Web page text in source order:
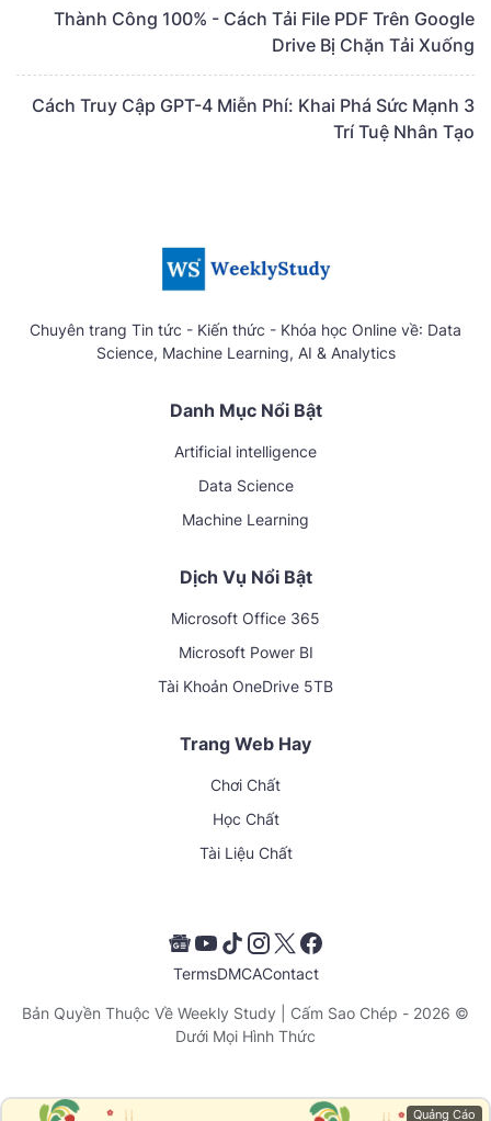
Thành Công 100% - Cách Tải File PDF Trên Google
Drive Bị Chặn Tải Xuống
3 Cách Truy Cập GPT-4 Miễn Phí: Khai Phá Sức Mạnh
Trí Tuệ Nhân Tạo
Chuyên trang Tin tức - Kiến thức - Khóa học Online về: Data
Science, Machine Learning, AI & Analytics
Danh Mục Nổi Bật
Artificial intelligence
Data Science
Machine Learning
Dịch Vụ Nổi Bật
Microsoft Office 365
Microsoft Power BI
Tài Khoản OneDrive 5TB
Trang Web Hay
Chơi Chất
Học Chất
Tài Liệu Chất
Contact
DMCA
Terms
© 2026 - Bản Quyền Thuộc Về
Weekly Study | Cấm Sao Chép
Dưới Mọi Hình Thức
Quảng Cáo